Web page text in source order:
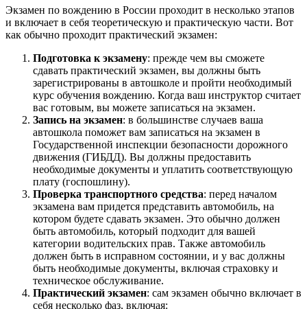
Экзамен по вождению в России проходит в несколько этапов
и включает в себя теоретическую и практическую части. Вот
как обычно проходит практический экзамен:
Подготовка к экзамену: прежде чем вы сможете
сдавать практический экзамен, вы должны быть
зарегистрированы в автошколе и пройти необходимый
курс обучения вождению. Когда ваш инструктор считает
вас готовым, вы можете записаться на экзамен.
Запись на экзамен: в большинстве случаев ваша
автошкола поможет вам записаться на экзамен в
Государственной инспекции безопасности дорожного
движения (ГИБДД). Вы должны предоставить
необходимые документы и уплатить соответствующую
плату (госпошлину).
Проверка транспортного средства: перед началом
экзамена вам придется представить автомобиль, на
котором будете сдавать экзамен. Это обычно должен
быть автомобиль, который подходит для вашей
категории водительских прав. Также автомобиль
должен быть в исправном состоянии, и у вас должны
быть необходимые документы, включая страховку и
техническое обслуживание.
Практический экзамен: сам экзамен обычно включает в
себя несколько фаз, включая: